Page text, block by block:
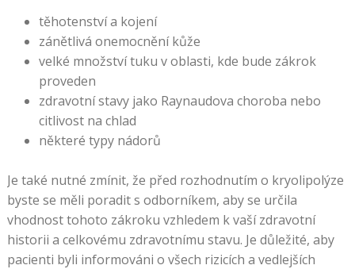
těhotenství a kojení
zánětlivá onemocnění kůže
velké množství tuku v oblasti, kde bude zákrok
proveden
zdravotní stavy jako Raynaudova choroba nebo
citlivost na chlad
některé typy nádorů
Je také nutné zmínit, že před rozhodnutím o kryolipolýze
byste se měli poradit s odborníkem, aby se určila
vhodnost tohoto zákroku vzhledem k vaší zdravotní
historii a celkovému zdravotnímu stavu. Je důležité, aby
pacienti byli informováni o všech rizicích a vedlejších